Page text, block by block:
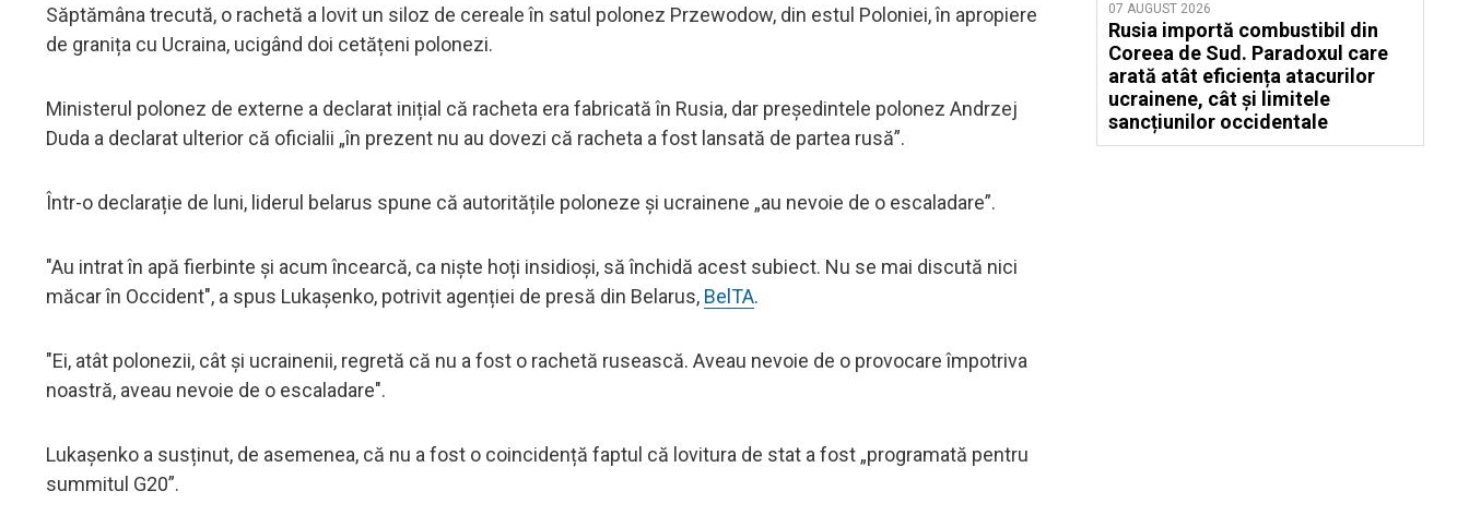
Săptămâna trecută, o rachetă a lovit un siloz de cereale în satul polonez Przewodow, din estul Poloniei, în apropiere
de granița cu Ucraina, ucigând doi cetățeni polonezi.
Ministerul polonez de externe a declarat inițial că racheta era fabricată în Rusia, dar președintele polonez Andrzej
Duda a declarat ulterior că oficialii „în prezent nu au dovezi că racheta a fost lansată de partea rusă”.
Într-o declarație de luni, liderul belarus spune că autoritățile poloneze și ucrainene „au nevoie de o escaladare”.
"Au intrat în apă fierbinte și acum încearcă, ca niște hoți insidioși, să închidă acest subiect. Nu se mai discută nici
măcar în Occident", a spus Lukașenko, potrivit agenției de presă din Belarus, BelTA.
"Ei, atât polonezii, cât și ucrainenii, regretă că nu a fost o rachetă rusească. Aveau nevoie de o provocare împotriva
noastră, aveau nevoie de o escaladare".
Lukașenko a susținut, de asemenea, că nu a fost o coincidență faptul că lovitura de stat a fost „programată pentru
summitul G20”.
07 AUGUST 2026
Rusia importă combustibil din
Coreea de Sud. Paradoxul care
arată atât eficiența atacurilor
ucrainene, cât și limitele
sancțiunilor occidentale